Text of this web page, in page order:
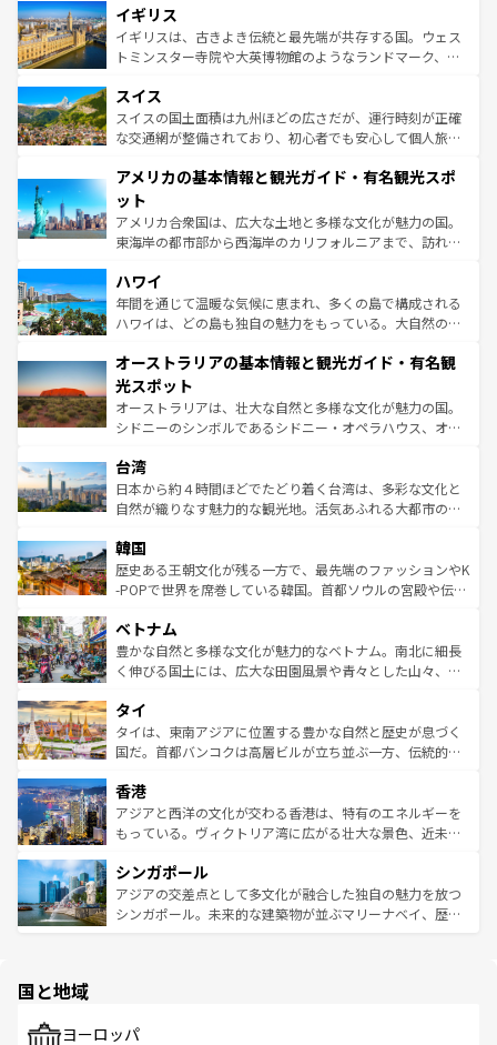
香り高いラベンダー畑など、多彩な楽しみ方が可能だ。さ
らに、パリ以外の地域にも魅力が溢れており、どの街角に
も豊かな歴史と文化が息づいている。パリ以外の個性あふ
を参照してほしい。
顔を持つこの国は、どこを歩いても飽きることがない。ベ
ルリンの文化的活気、バイエルン州のアルプスの絶景、そ
してライン川沿いのワイン畑といった風景は必見。ビール
は、お酒好きな人にはぜひ体験してほしい。 なお、新着の
ドイツ情報はコンテンツ一覧を参照してほしい。
イギリス
イギリスは、古きよき伝統と最先端が共存する国。ウェス
トミンスター寺院や大英博物館のようなランドマーク、歴
リアごとに異なる魅力がある。また、優雅なアフタヌーン
ティー、ビール好きにはたまらない英国パブ、サッカー観
戦など、本場だからこそできる体験も豊富。イギリスを旅
ンツ一覧を参照してほしい。
スイス
スイスの国土面積は九州ほどの広さだが、運行時刻が正確
な交通網が整備されており、初心者でも安心して個人旅行
の建物がそのまま残る町や、スイスならではのユニークな
博物館もあり、アルプス観光だけでなく町歩きも満喫する
ことができる。国民の所得が高いため物価も高いが、旅行
者向けの交通パス提供のサービスもあり、うまく活用すれ
着のスイス情報は
アメリカの基本情報と観光ガイド・有名観光スポ
ット
アメリカ合衆国は、広大な土地と多様な文化が魅力の国。
東海岸の都市部から西海岸のカリフォルニアまで、訪れる
のような巨大都市は、観光、ショッピング、エンターテイ
ンメントが詰まった刺激的なスポットだ。一方、アメリカ
西部には大自然が広がり、グランドキャニオンやイエロー
部のニューオーリンズでは、音楽と美食が融合した独特の
文化が魅力。旅行者はアメリカの各地域で異なる魅力を楽
しみながら、その多様性と豊かな歴史を感じることができ
るだろう。車でのロードトリップや列車の旅も、アメリカ
情報は
ハワイ
年間を通じて温暖な気候に恵まれ、多くの島で構成される
ハワイは、どの島も独自の魅力をもっている。大自然の神
ワイ島は見逃せない。また、定番の観光地といえばオアフ
島だが、静かな自然を求めるならマウイ島やカウアイ島が
おすすめ。エメラルドグリーンに輝く海をはじめ、豊かな
文化や歴史が息づいている。「アロハスピリット」と呼ば
人々、おいしいローカルフードやハワイアンミュージッ
ク、伝統的なフラダンスなど、すべてがハワイの魅力を彩
っている。訪れるたびに新しい発見と感動が待っているハ
はコンテンツ一覧
オーストラリアの基本情報と観光ガイド・有名観
光スポット
オーストラリアは、壮大な自然と多様な文化が魅力の国。
シドニーのシンボルであるシドニー・オペラハウス、オー
リアリーフや大陸中央部にそびえるウルル（エアーズロッ
ク）、タスマニアの美しい原生林やケアンズの熱帯雨林な
ど、見どころがたくさん。また、カフェやワイン、オージ
いる。アクティビティも充実しており、サーフィンやダイ
ビング、ハイキングなど、アウトドア好きにはたまらな
い。オーストラリアの多彩な魅力を存分に味わいつくそ
参照してほしい。
台湾
日本から約４時間ほどでたどり着く台湾は、多彩な文化と
自然が織りなす魅力的な観光地。活気あふれる大都市の台
ン）、静ひつな山岳地帯である台湾東部など、都市の喧騒
と山間の静けさが共存しており、訪れる人に新しい発見と
驚きをもたらしてくれる。また、奥深い台湾の食文化も魅
容にもいいと評判のスイーツなど、バラエティ豊かな料理
が味わえる。 なお、新着の台湾情報は コンテンツ一覧を参
照してほしい。
韓国
歴史ある王朝文化が残る一方で、最先端のファッションやK
-POPで世界を席巻している韓国。首都ソウルの宮殿や伝統
き、地方に足を延ばせば四季折々の自然美を楽しむことが
できる。そして、キムチや焼肉、絶品のストリートフード
まで、さまざまな韓国料理が待っている。夜には、韓国な
リティに包まれながら、韓国の多彩な魅力を心ゆくまで味
わってみてほしい。 なお、新着の韓国情報はコンテンツ一
覧を参照してほしい。
ベトナム
豊かな自然と多様な文化が魅力的なベトナム。南北に細長
く伸びる国土には、広大な田園風景や青々とした山々、世
急速な発展と共に伝統が息づく。ハノイの古い町並みやホ
ーチミン市のフランス統治時代の建物も、独特の雰囲気を
醸し出している。また、バラエティの豊かさとおいしさで
とつ。フォーやバインミー、ベトナムコーヒーなどは、ぜ
ひ現地で味わいたい。どの地域を訪れてもあたたかい人々
が旅行者を迎えてくれるので、きっと忘れられない旅にな
参照してほしい。
タイ
タイは、東南アジアに位置する豊かな自然と歴史が息づく
国だ。首都バンコクは高層ビルが立ち並ぶ一方、伝統的な
の活気が交差している。北部ではチェンマイなどの山岳地
帯で自然と触れ合い、南部ではプーケットやクラビの美し
いビーチでリゾート気分を楽しむことができる。タイ料理
激する。気候は一年中温暖で、どの季節にも異なる楽しみ
が待っている。親しみやすいタイの人々、仏教を中心とし
た文化、そして多様な観光資源が、訪れる旅人を魅了し続
香港
アジアと西洋の文化が交わる香港は、特有のエネルギーを
もっている。ヴィクトリア湾に広がる壮大な景色、近未来
み、どこを訪れても感動するはず。観光スポットが密集し
ており、効率よく見どころを回れるのも魅力。息をのむよ
うな絶景から文化的な体験まで、香港を存分に楽しみ尽く
シンガポール
アジアの交差点として多文化が融合した独自の魅力を放つ
シンガポール。未来的な建築物が並ぶマリーナベイ、歴史
で、ホーカーズは地元の風情を楽しめる外せないスポット
国と地域
ヨーロッパ